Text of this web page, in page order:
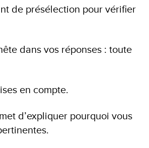
de présélection pour vérifier
dans vos réponses : toute
en compte.
d’expliquer pourquoi vous